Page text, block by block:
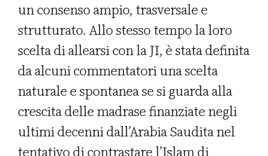
un consenso ampio, trasversale e
strutturato. Allo stesso tempo la loro
scelta di allearsi con la JI, è stata definita
da alcuni commentatori una scelta
naturale e spontanea se si guarda alla
crescita delle madrase finanziate negli
ultimi decenni dall’Arabia Saudita nel
tentativo di contrastare l’Islam di